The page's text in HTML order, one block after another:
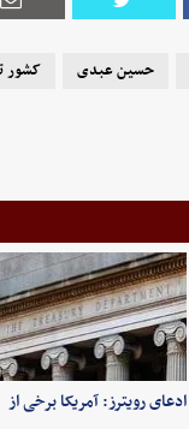
حسین عبدی کشور
ادعای رویترز: آمریکا برخی از